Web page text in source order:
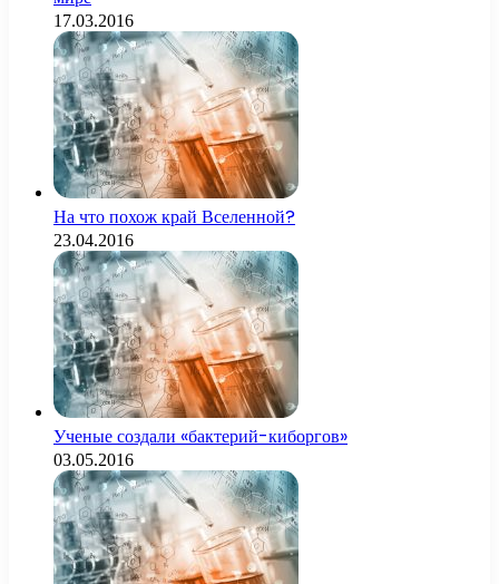
17.03.2016
На что похож край Вселенной?
23.04.2016
Ученые создали «бактерий-киборгов»
03.05.2016